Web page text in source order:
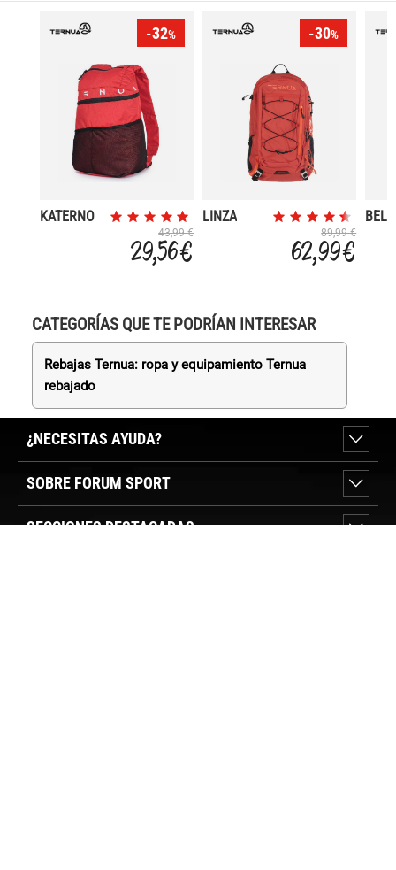
-32%
KATERNO
43,99 €
29,56 €
-30%
LINZA
89,99 €
62,99 €
CATEGORÍAS QUE TE PODRÍAN INTERESAR
Rebajas Ternua: ropa y equipamiento Ternua
rebajado
¿NECESITAS AYUDA?
SOBRE FORUM SPORT
SECCIONES DESTACADAS